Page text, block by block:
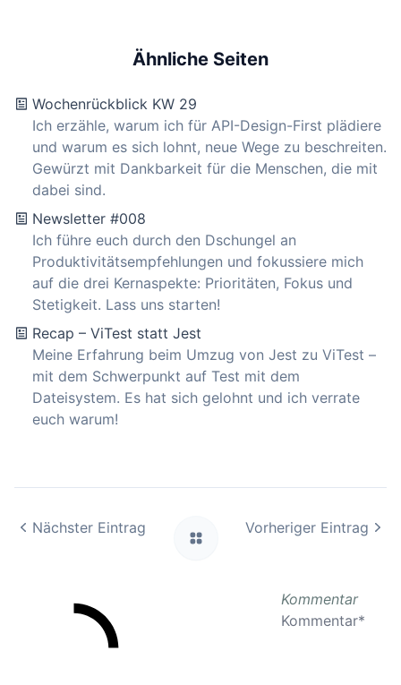
Ähnliche Seiten
Wochenrückblick KW 29
Ich erzähle, warum ich für API-Design-First plädiere
und warum es sich lohnt, neue Wege zu beschreiten.
Gewürzt mit Dankbarkeit für die Menschen, die mit
dabei sind.
Newsletter #008
Ich führe euch durch den Dschungel an
Produktivitätsempfehlungen und fokussiere mich
auf die drei Kernaspekte: Prioritäten, Fokus und
Stetigkeit. Lass uns starten!
Recap – ViTest statt Jest
Meine Erfahrung beim Umzug von Jest zu ViTest –
mit dem Schwerpunkt auf Test mit dem
Dateisystem. Es hat sich gelohnt und ich verrate
euch warum!
Nächster Eintrag Vorheriger Eintrag
Kommentar